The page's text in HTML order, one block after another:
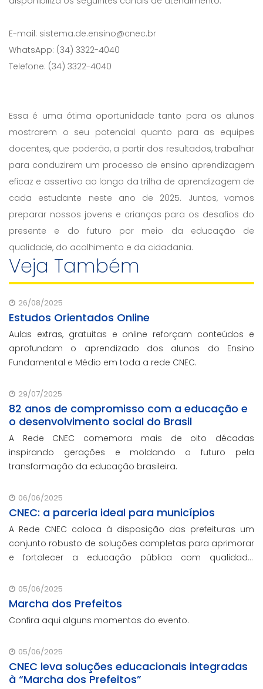
E-mail: sistema.de.ensino@cnec.br
WhatsApp: (34) 3322-4040
Telefone: (34) 3322-4040
Essa é uma ótima oportunidade tanto para os alunos
mostrarem o seu potencial quanto para as equipes
docentes, que poderão, a partir dos resultados, trabalhar
para conduzirem um processo de ensino aprendizagem
eficaz e assertivo ao longo da trilha de aprendizagem de
cada estudante neste ano de 2025. Juntos, vamos
preparar nossos jovens e crianças para os desafios do
presente e do futuro por meio da educação de
qualidade, do acolhimento e da cidadania.
Veja Também
26/08/2025
Estudos Orientados Online
Aulas extras, gratuitas e online reforçam conteúdos e
aprofundam o aprendizado dos alunos do Ensino
Fundamental e Médio em toda a rede CNEC.
29/07/2025
82 anos de compromisso com a educação e
o desenvolvimento social do Brasil
A Rede CNEC comemora mais de oito décadas
inspirando gerações e moldando o futuro pela
transformação da educação brasileira.
06/06/2025
CNEC: a parceria ideal para municípios
A Rede CNEC coloca à disposição das prefeituras um
conjunto robusto de soluções completas para aprimorar
e fortalecer a educação pública com qualidade,
que não participaram da Marcha dos Prefeito
05/06/2025
Marcha dos Prefeitos
Confira aqui alguns momentos do evento.
05/06/2025
CNEC leva soluções educacionais integradas
à “Marcha dos Prefeitos”